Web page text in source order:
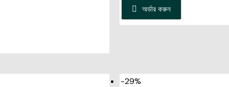
অর্ডার করুন
-29%